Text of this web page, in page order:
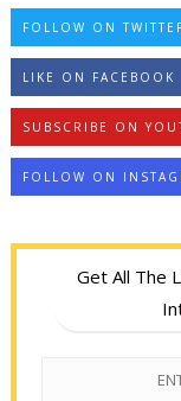
FOLLOW ON
LIKE ON FACEBOOK
SUBSCRIBE ON
FOLLOW ON
Get All The